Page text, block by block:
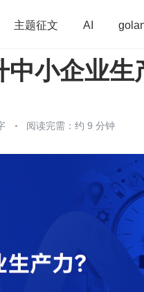
主题征文 AI
算法 学习方法
小企业生
阅读完需：约 9 分钟